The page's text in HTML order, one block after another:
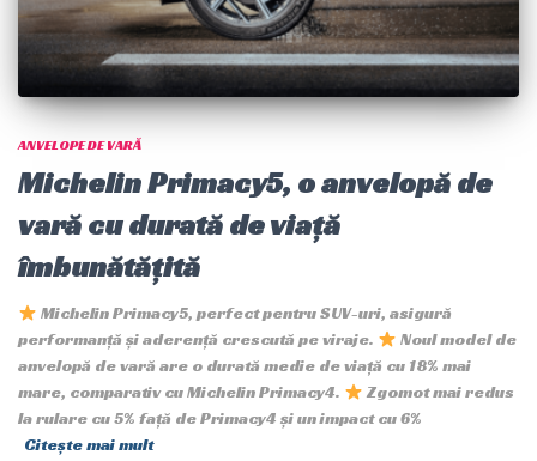
ANVELOPE DE VARĂ
Michelin Primacy5, o anvelopă de
vară cu durată de viață
îmbunătățită
Michelin Primacy5, perfect pentru SUV-uri, asigură
performanță și aderență crescută pe viraje.
Noul model de
anvelopă de vară are o durată medie de viață cu 18% mai
mare, comparativ cu Michelin Primacy4.
Zgomot mai redus
la rulare cu 5% față de Primacy4 și un impact cu 6%
Citește mai mult